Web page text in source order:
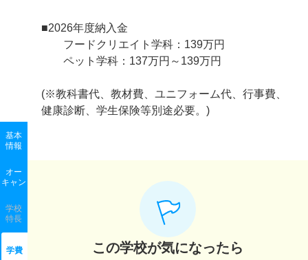
基本
情報
オー
キャン
学校
特長
学費
■2026年度納入金
フードクリエイト学科：139万円
ペット学科：137万円～139万円
(※教科書代、教材費、ユニフォーム代、行事費、
健康診断、学生保険等別途必要。)
この学校が気になったら